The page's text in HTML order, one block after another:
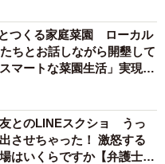
つくる家庭菜園 ローカル
ちとお話しながら開墾して
ートな菜園生活」実現な
とのLINEスクショ うっ
させちゃった！ 激怒する
はいくらですか【弁護士が